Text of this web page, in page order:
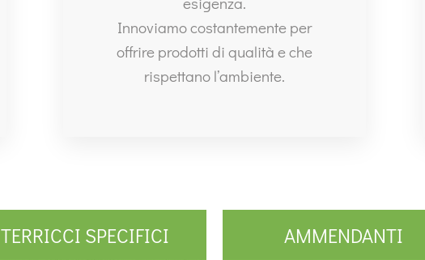
Innoviamo costantemente per
offrire prodotti di qualità e che
rispettano l’ambiente.
TERRICCI SPECIFICI AMMENDANTI